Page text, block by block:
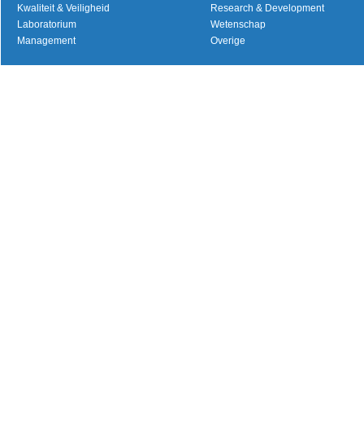
Kwaliteit & Veiligheid
Laboratorium
Management
Research & Development
Wetenschap
Overige